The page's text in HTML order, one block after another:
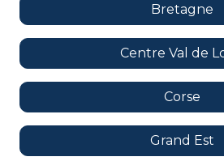
Bretagne
Centre Val de
Corse
Grand Est